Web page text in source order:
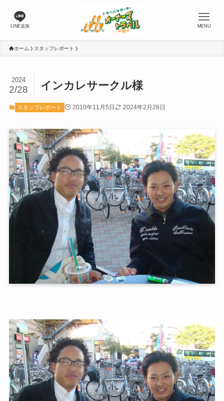
LINE追加 MENU
ホーム スタッフレポート
インカレサークル様
2024
2/28
スタッフレポート 2010年11月5日 2024年2月28日